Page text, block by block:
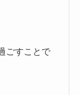
ごすことで